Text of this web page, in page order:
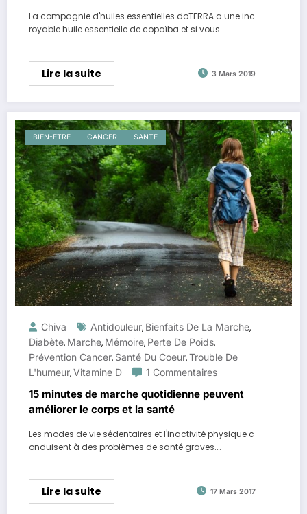
La compagnie d'huiles essentielles doTERRA a une inc
royable huile essentielle de copaïba et si vous…
Lire la suite 3 Mars 2019
BIEN-ETRE CANCER SANTÉ
Chiva Antidouleur, Bienfaits De La Marche,
Diabète, Marche, Mémoire, Perte De Poids,
Prévention Cancer, Santé Du Coeur,Trouble De
L'humeur,Vitamine D 1 Commentaires
15 minutes de marche quotidienne peuvent
améliorer le corps et la santé
Les modes de vie sédentaires et l'inactivité physique c
onduisent à des problèmes de santé graves.…
Lire la suite 17 Mars 2017